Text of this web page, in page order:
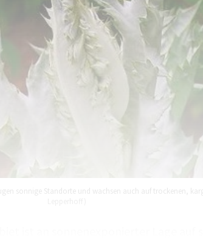
sonnige Standorte und wachsen auch auf trockenen,